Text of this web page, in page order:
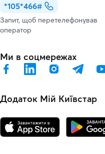
*105*466#
Запит, щоб перетелефонував
оператор
Ми в соцмережах
Додаток Мій Київстар